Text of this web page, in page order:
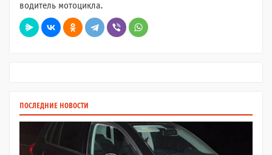
водитель мотоцикла.
ПОСЛЕДНИЕ НОВОСТИ